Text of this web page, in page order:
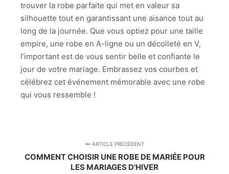
trouver la robe parfaite qui met en valeur sa
silhouette tout en garantissant une aisance tout au
long de la journée. Que vous optiez pour une taille
empire, une robe en A-ligne ou un décolleté en V,
l’important est de vous sentir belle et confiante le
jour de votre mariage. Embrassez vos courbes et
célébrez cet événement mémorable avec une robe
qui vous ressemble !
ARTICLE PRÉCÉDENT
COMMENT CHOISIR UNE ROBE DE MARIÉE POUR
LES MARIAGES D'HIVER